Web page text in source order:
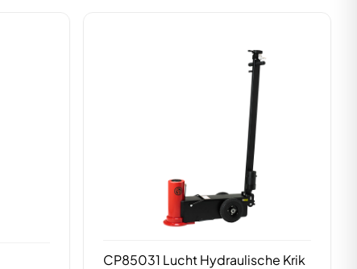
CP85031 Lucht Hydraulische Krik